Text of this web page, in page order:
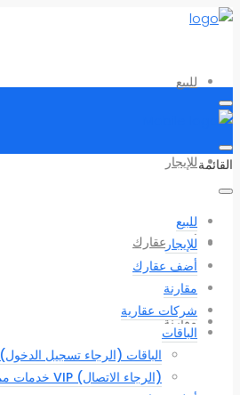
للبيع
للإيجار
أضف عقارك
مقارنة
القائمة
للبيع
للإيجار
أضف عقارك
مقارنة
شركات عقارية
الباقات
الباقات (الرجاء تسجيل الدخول)
(الرجاء الاتصال) VIP خدمات مميزة